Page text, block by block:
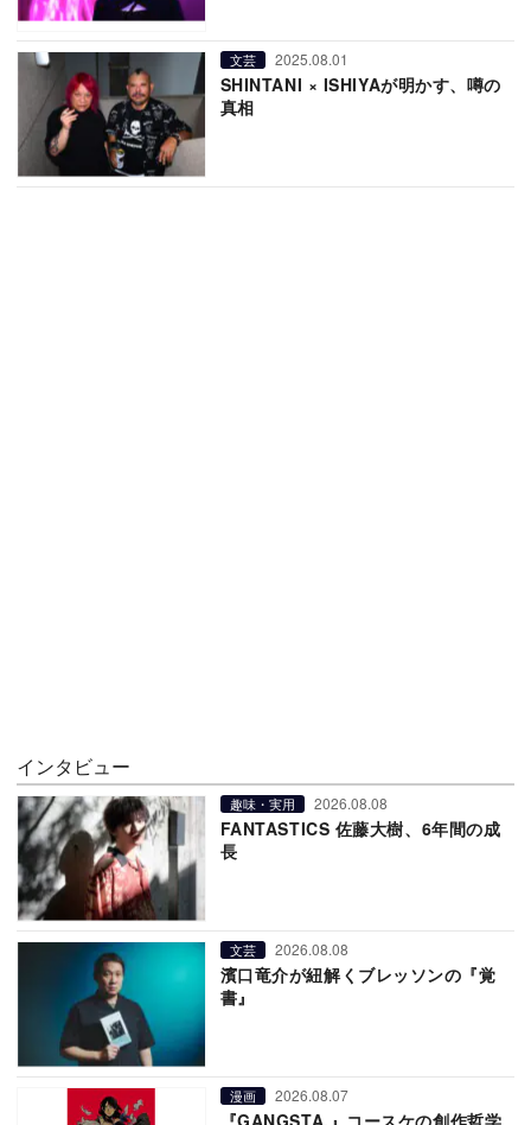
文芸 2025.08.01
SHINTANI × ISHIYAが明かす、噂の
真相
インタビュー
趣味・実用 2026.08.08
FANTASTICS 佐藤大樹、6年間の成
長
文芸 2026.08.08
濱口竜介が紐解くブレッソンの『覚
書』
漫画 2026.08.07
『GANGSTA.』コースケの創作哲学